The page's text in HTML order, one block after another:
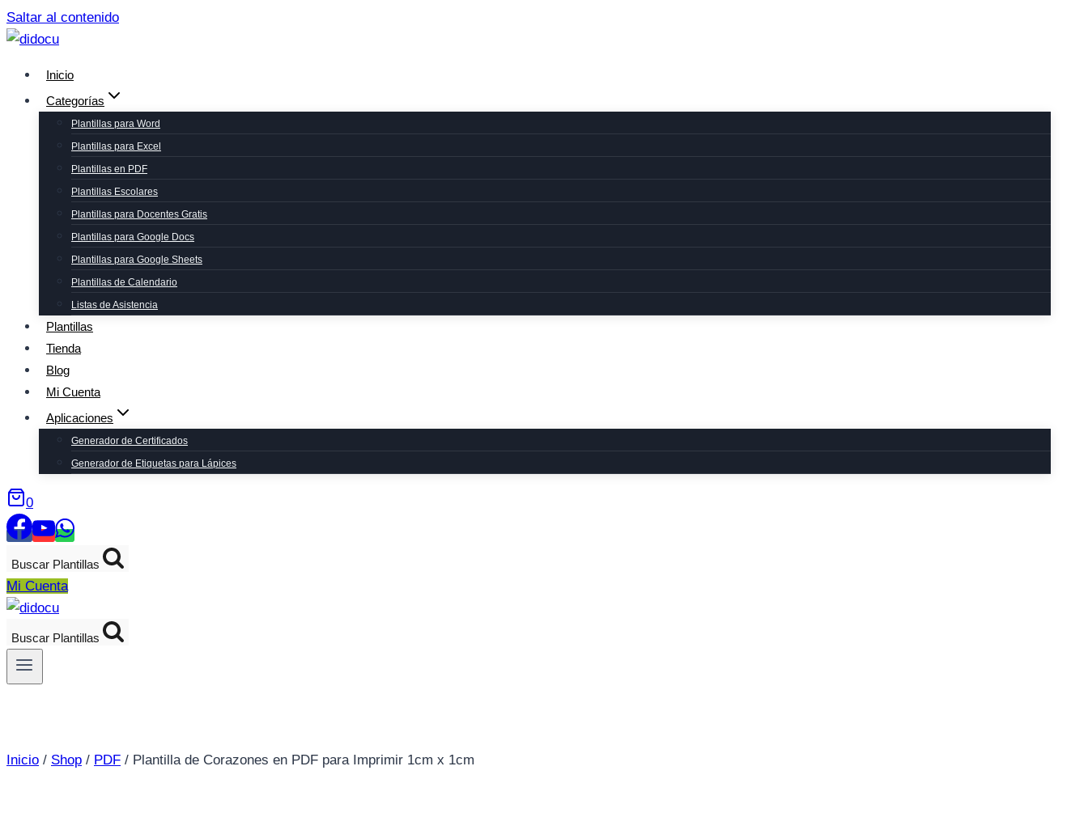
Saltar al contenido
Inicio
Categorías
Plantillas para Word
Plantillas para Excel
Plantillas en PDF
Plantillas Escolares
Plantillas para Docentes Gratis
Plantillas para Google Docs
Plantillas para Google Sheets
Plantillas de Calendario
Listas de Asistencia
Plantillas
Tienda
Blog
Mi Cuenta
Aplicaciones
Generador de Certificados
Generador de Etiquetas para Lápices
0
Buscar Plantillas
Mi Cuenta
Buscar Plantillas
Inicio / Shop / PDF / Plantilla de Corazones en PDF para Imprimir 1cm x 1cm